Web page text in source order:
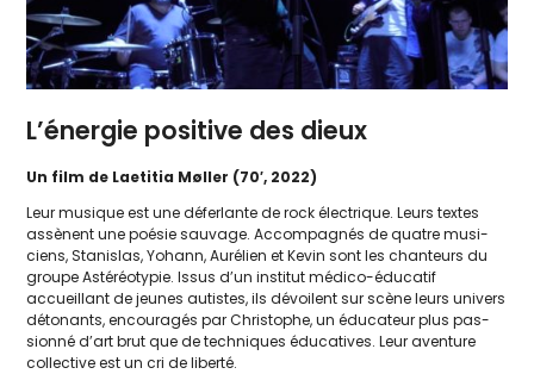
L’énergie positive des dieux
Un film de Laetitia Møller (70′, 2022)
Leur musique est une défer­lante de rock élec­trique. Leurs textes
assènent une poé­sie sau­vage. Accompagnés de quatre musi­
ciens, Stanislas, Yohann, Aurélien et Kevin sont les chan­teurs du
groupe Astéréotypie. Issus d’un ins­ti­tut médi­co-édu­ca­tif
accueillant de jeunes autistes, ils dévoilent sur scène leurs uni­vers
déto­nants, encou­ra­gés par Christophe, un édu­ca­teur plus pas­
sion­né d’art brut que de tech­niques édu­ca­tives. Leur aven­ture
col­lec­tive est un cri de liberté.